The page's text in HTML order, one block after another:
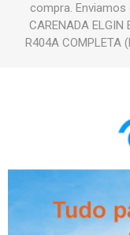
compra. Enviamos
CARENADA
R404A COMPLETA